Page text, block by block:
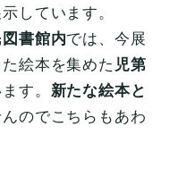
しています。
書館内では、今展
絵本を集めた 児第
す。 新たな絵本と
のでこちらもあわ